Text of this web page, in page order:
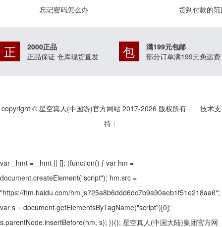
忘记密码怎么办
货到付款的
正
2000正品
正品保证 仓库现货直发
包
满199元包邮
部分订单满199元免运费
copyright © 星空真人(中国游)官方网站 2017-2026 版权所有 技术支
持：
var _hmt = _hmt || []; (function() { var hm =
document.createElement("script"); hm.src =
"https://hm.baidu.com/hm.js?25a8b6ddd6dc7b9a90aeb1f51e218aa6";
var s = document.getElementsByTagName("script")[0];
s.parentNode.insertBefore(hm, s); })(); 星空真人(中国大陆)集团官方网